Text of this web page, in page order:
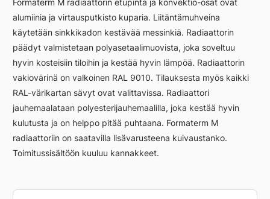
alumiinia ja virtausputkisto kuparia. Liitäntämuhveina
käytetään sinkkikadon kestävää messinkiä. Radiaattorin
päädyt valmistetaan polyasetaalimuovista, joka soveltuu
hyvin kosteisiin tiloihin ja kestää hyvin lämpöä. Radiaattorin
vakiovärinä on valkoinen RAL 9010. Tilauksesta myös kaikki
RAL-värikartan sävyt ovat valittavissa. Radiaattori
jauhemaalataan polyesterijauhemaalilla, joka kestää hyvin
kulutusta ja on helppo pitää puhtaana. Formaterm M
radiaattoriin on saatavilla lisävarusteena kuivaustanko.
Toimitussisältöön kuuluu kannakkeet.